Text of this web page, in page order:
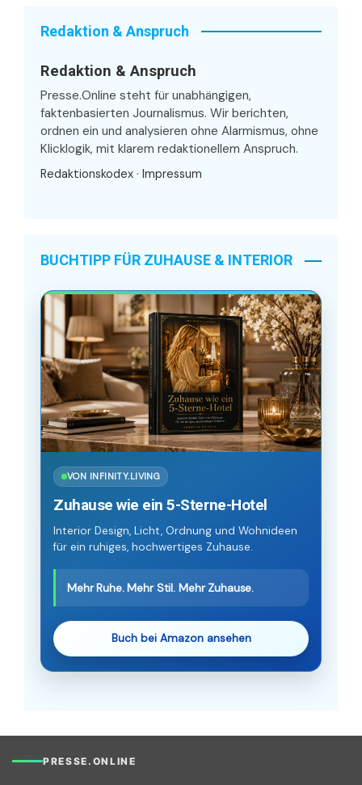
Redaktion & Anspruch
Redaktion & Anspruch
Presse.Online steht für unabhängigen,
faktenbasierten Journalismus. Wir berichten,
ordnen ein und analysieren ohne Alarmismus, ohne
Klicklogik, mit klarem redaktionellem Anspruch.
Redaktionskodex · Impressum
BUCHTIPP FÜR ZUHAUSE & INTERIOR
VON INFINITY.LIVING
Zuhause wie ein 5-Sterne-Hotel
Interior Design, Licht, Ordnung und Wohnideen
für ein ruhiges, hochwertiges Zuhause.
Mehr Ruhe. Mehr Stil. Mehr Zuhause.
Buch bei Amazon ansehen
PRESSE.ONLINE